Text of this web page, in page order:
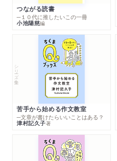
つながる読書
─１０代に推したいこの一冊
小池陽慈編
シリーズ・全集
苦手から始める作文教室
─文章が書けたらいいことはある？
津村記久子著